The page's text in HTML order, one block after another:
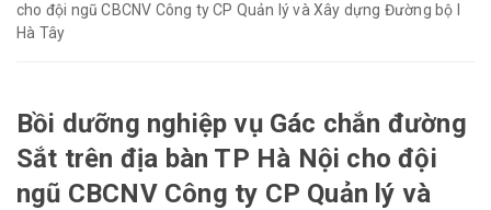
cho đội ngũ CBCNV Công ty CP Quản lý và Xây dựng Đường bộ I
Hà Tây
Bồi dưỡng nghiệp vụ Gác chắn đường
Sắt trên địa bàn TP Hà Nội cho đội
ngũ CBCNV Công ty CP Quản lý và